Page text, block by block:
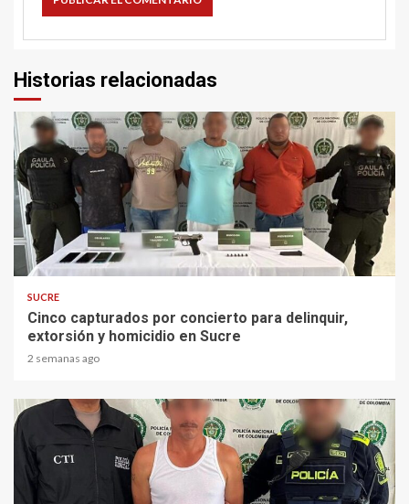
Historias relacionadas
2 min read
SUCRE
Cinco capturados por concierto para delinquir,
extorsión y homicidio en Sucre
2 semanas ago